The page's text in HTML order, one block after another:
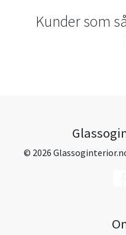
Kunder som
© 2026